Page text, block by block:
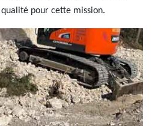
pour cette mission.